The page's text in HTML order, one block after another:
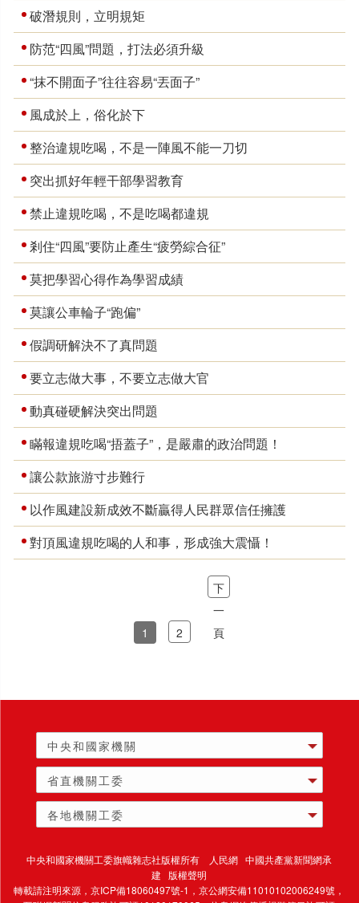
破潛規則，立明規矩
防范“四風”問題，打法必須升級
“抹不開面子”往往容易“丟面子”
風成於上，俗化於下
整治違規吃喝，不是一陣風不能一刀切
突出抓好年輕干部學習教育
禁止違規吃喝，不是吃喝都違規
剎住“四風”要防止產生“疲勞綜合征”
莫把學習心得作為學習成績
莫讓公車輪子“跑偏”
假調研解決不了真問題
要立志做大事，不要立志做大官
動真碰硬解決突出問題
瞞報違規吃喝“捂蓋子”，是嚴肅的政治問題！
讓公款旅游寸步難行
以作風建設新成效不斷贏得人民群眾信任擁護
對頂風違規吃喝的人和事，形成強大震懾！
1 2
下
一
頁
中央和國家機關
省直機關工委
各地機關工委
中央和國家機關工委旗幟雜志社版權所有 人民網 中國共產黨新聞網承
建 版權聲明
轉載請注明來源，京ICP備18060497號-1 ，京公網安備11010102006249號，